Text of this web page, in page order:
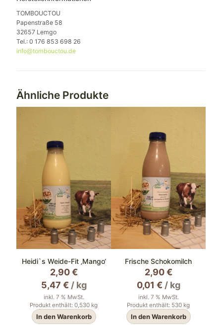
TOMBOUCTOU
Papenstraße 58
32657 Lemgo
Tel.: 0 176 853 698 26
info@tombouctou.de
Ähnliche Produkte
Heidi`s Weide-Fit ‚Mango‘
2,90€
5,47 € / kg
inkl. 7 % MwSt.
Produkt enthält: 0,530 kg
In den Warenkorb
Frische Schokomilch
2,90€
0,01 € / kg
inkl. 7 % MwSt.
Produkt enthält: 530 kg
In den Warenkorb